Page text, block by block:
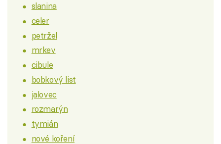
slanina
celer
petržel
mrkev
cibule
bobkový list
jalovec
rozmarýn
tymián
nové koření